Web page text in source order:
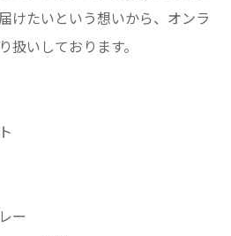
けたいという想いから、オンラ
扱いしております。
ー